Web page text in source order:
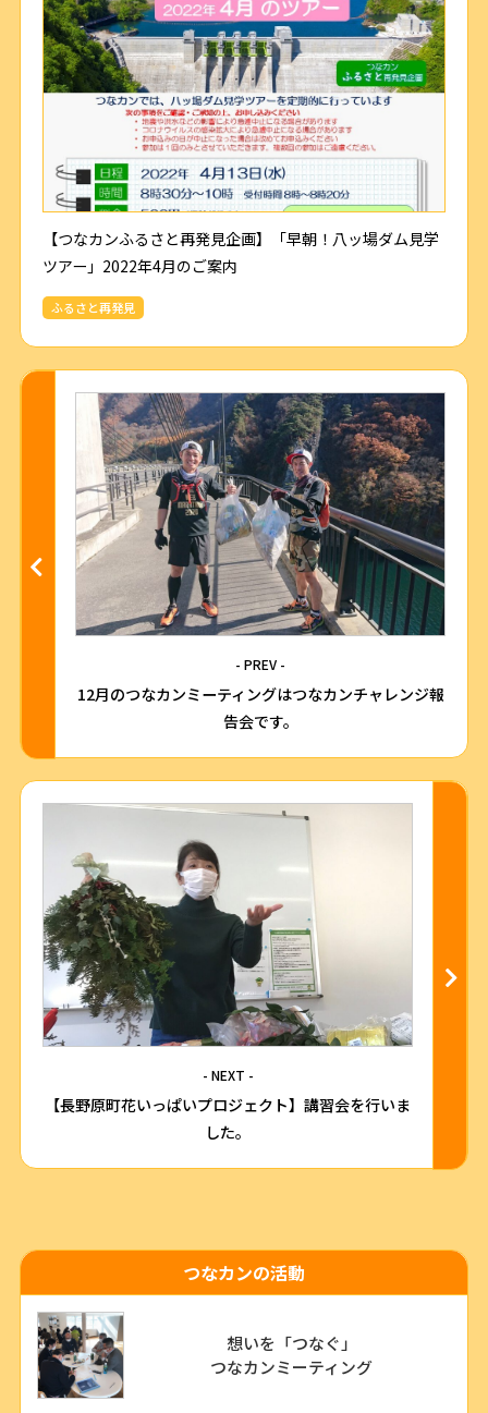
【つなカンふるさと再発見企画】「早朝！八ッ場ダム見学
ツアー」2022年4月のご案内
ふるさと再発見
- PREV -
12月のつなカンミーティングはつなカンチャレンジ報
告会です。
- NEXT -
【長野原町花いっぱいプロジェクト】講習会を行いま
した。
つなカンの活動
想いを「つなぐ」
つなカンミーティング